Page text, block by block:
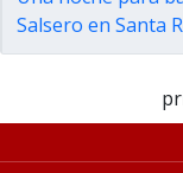
Salsero en Santa